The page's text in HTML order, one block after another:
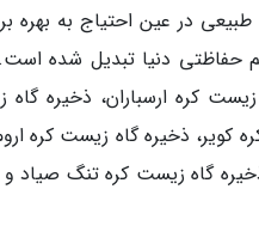
طبیعی در عین احتیاج به بهره
کره ارسباران، ذخیره گاه
ذخیره گاه زیست کره
گاه زیست کره تنگ صیاد